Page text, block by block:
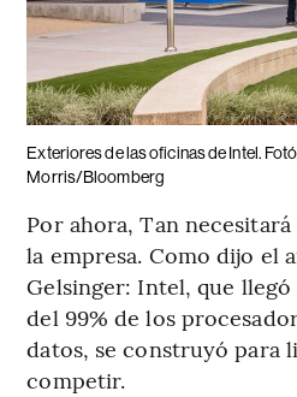
Exteriores de las oficinas de Intel.
Morris/Bloomberg
Por ahora, Tan
la empresa. Como dijo el
Gelsinger: Intel, que
del 99% de los
datos, se construyó para
competir.